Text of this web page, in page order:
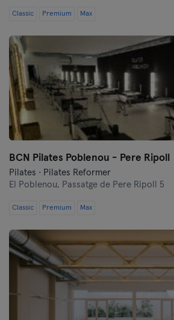
Classic Premium Max
BCN Pilates Poblenou - Pere Ripoll
Pilates · Pilates Reformer
El Poblenou, Passatge de Pere Ripoll 5
Classic Premium Max